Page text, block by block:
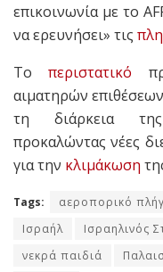
επικοινωνία με το
να ερευνήσει» τις
Τοπεριστατικό
αιματηρών
τη διάρκεια της
προκαλώντας νέες
για την κλιμάκωση
Tags: αεροπορικό
Ισραήλ
Ισραηλινός
νεκρά παιδιά